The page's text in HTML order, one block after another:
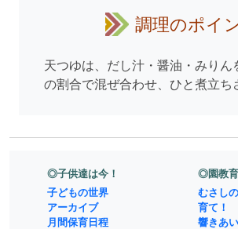
調理のポイ
天つゆは、だし汁・醤油・みりん
の割合で混ぜ合わせ、ひと煮立ち
◎子供達は今！
子どもの世界
アーカイブ
月間保育日程
◎園教育
むさしの
育て！
響きあい